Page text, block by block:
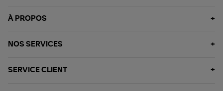
À PROPOS
NOS SERVICES
SERVICE CLIENT